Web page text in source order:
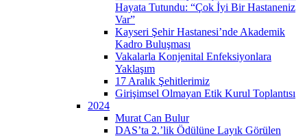
Hayata Tutundu: “Çok İyi Bir Hastaneniz
Var”
Kayseri Şehir Hastanesi’nde Akademik
Kadro Buluşması
Vakalarla Konjenital Enfeksiyonlara
Yaklaşım
17 Aralık Şehitlerimiz
Girişimsel Olmayan Etik Kurul Toplantısı
2024
Murat Can Bulur
DAS’ta 2.’lik Ödülüne Layık Görülen